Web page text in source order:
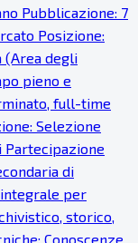
Pubblicazione: 7
Posizione:
degli
pieno e
full-time
Selezione
Partecipazione
di
per
storico,
Conoscenze